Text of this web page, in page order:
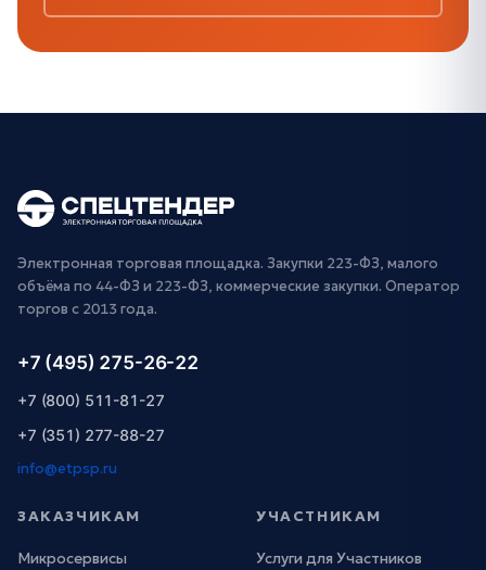
Электронная торговая площадка. Закупки 223-ФЗ, малого
объёма по 44-ФЗ и 223-ФЗ, коммерческие закупки. Оператор
торгов с 2013 года.
+7 (495) 275-26-22
+7 (800) 511-81-27
+7 (351) 277-88-27
info@etpsp.ru
ЗАКАЗЧИКАМ
Микросервисы
УЧАСТНИКАМ
Услуги для Участников